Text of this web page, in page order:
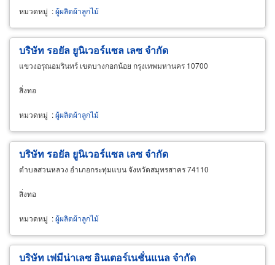
หมวดหมู่ :ผู้ผลิตผ้าลูกไม้
บริษัท รอยัล ยูนิเวอร์แซล เลซ จำกัด
แขวงอรุณอมรินทร์ เขตบางกอกน้อย กรุงเทพมหานคร 10700
สิ่งทอ
หมวดหมู่ :ผู้ผลิตผ้าลูกไม้
บริษัท รอยัล ยูนิเวอร์แซล เลซ จำกัด
ตำบลสวนหลวง อำเภอกระทุ่มแบน จังหวัดสมุทรสาคร 74110
สิ่งทอ
หมวดหมู่ :ผู้ผลิตผ้าลูกไม้
บริษัท เฟมีน่าเลซ อินเตอร์เนชั่นแนล จำกัด